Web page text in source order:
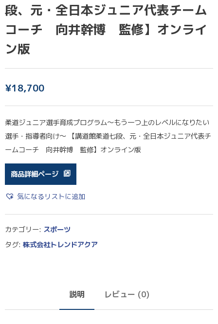
段、元・全日本ジュニア代表チーム
コーチ 向井幹博 監修】オンライ
ン版
¥18,700
柔道ジュニア選手育成プログラム～もう一つ上のレベルになりたい
選手・指導者向け～ 【講道館柔道七段、元・全日本ジュニア代表チ
ームコーチ 向井幹博 監修】オンライン版
商品詳細ページ
気になるリストに追加
カテゴリー: スポーツ
タグ: 株式会社トレンドアクア
説明 レビュー (0)